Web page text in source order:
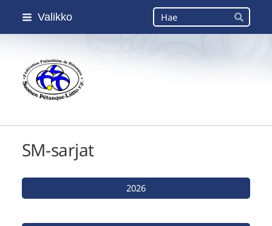
Siirry
Valikko Haku
Hae
Suomen Petanque-Liitto
SM-sarjat
2026